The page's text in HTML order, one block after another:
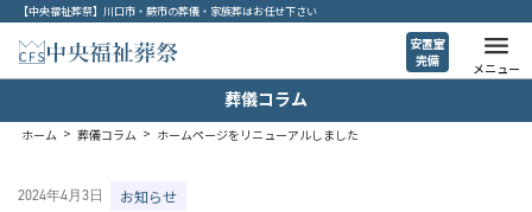
【中央福祉葬祭】川口市・蕨市の葬儀・家族葬はお任せ下さい
安置室
完備
メニュー
葬儀コラム
ホーム > 葬儀コラム > ホームページをリニューアルしました
2024年4月3日 お知らせ